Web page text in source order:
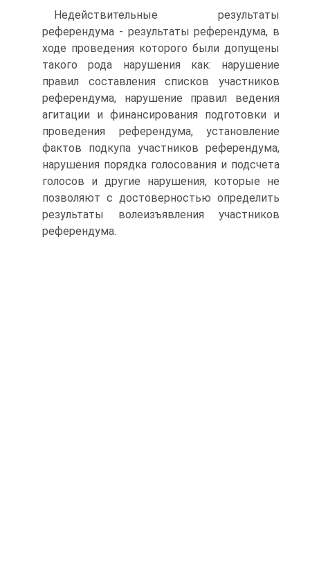
Недействительные результаты
референдума - результаты референдума, в
ходе проведения которого были допущены
такого рода нарушения как: нарушение
правил составления списков участников
референдума, нарушение правил ведения
агитации и финансирования подготовки и
проведения референдума, установление
фактов подкупа участников референдума,
нарушения порядка голосования и подсчета
голосов и другие нарушения, которые не
позволяют с достоверностью определить
результаты волеизъявления участников
референдума.